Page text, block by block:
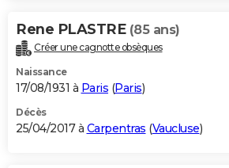
Rene PLASTRE (85 ans)
Créer une cagnotte obsèques
Naissance
17/08/1931 à Paris (Paris)
Décès
25/04/2017 à Carpentras (Vaucluse)